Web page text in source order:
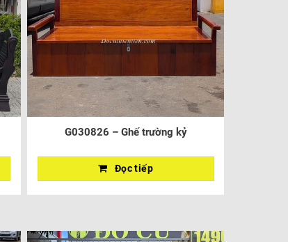
G030826 – Ghế trường kỷ
Đọc tiếp